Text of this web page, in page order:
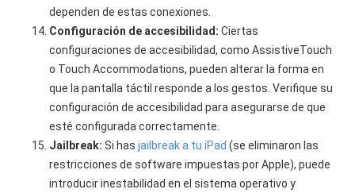
dependen de estas conexiones.
Configuración de accesibilidad: Ciertas
configuraciones de accesibilidad, como AssistiveTouch
o Touch Accommodations, pueden alterar la forma en
que la pantalla táctil responde a los gestos. Verifique su
configuración de accesibilidad para asegurarse de que
esté configurada correctamente.
Jailbreak: Si hasjailbreak a tu iPad (se eliminaron las
restricciones de software impuestas por Apple), puede
introducir inestabilidad en el sistema operativo y